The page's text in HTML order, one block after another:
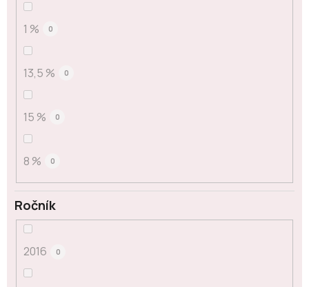
1 % 0
13,5 % 0
15 % 0
8 % 0
Ročník
2016 0